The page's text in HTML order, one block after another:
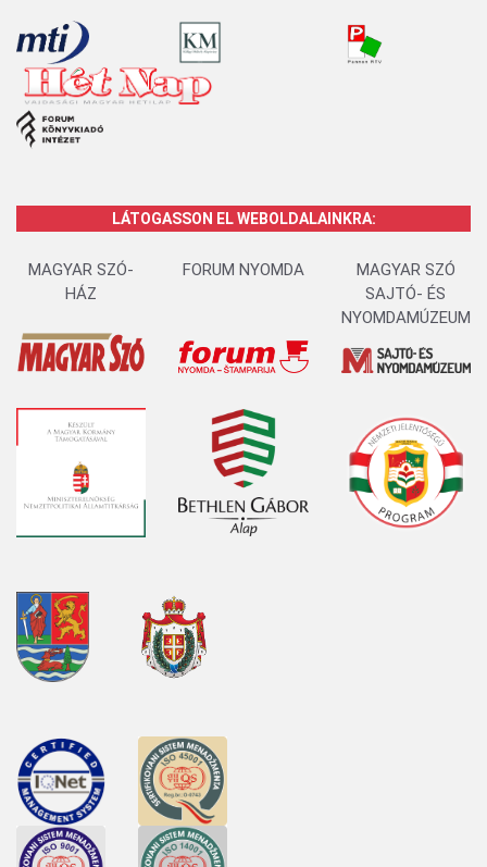
LÁTOGASSON EL WEBOLDALAINKRA:
MAGYAR SZÓ-
HÁZ
FORUM NYOMDA
MAGYAR SZÓ
SAJTÓ- ÉS
NYOMDAMÚZEUM